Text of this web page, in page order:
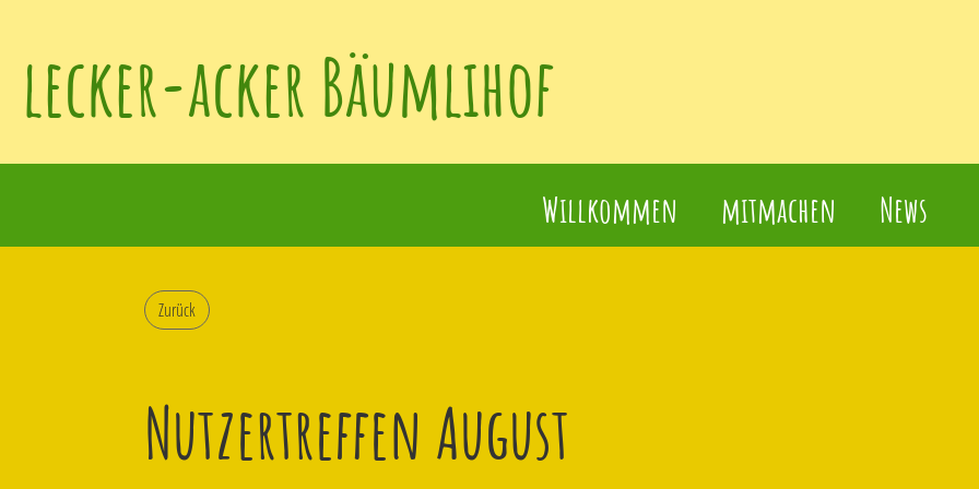
lecker-acker Bäumlihof
Willkommen mitmachen News
Zurück
Nutzertreffen August